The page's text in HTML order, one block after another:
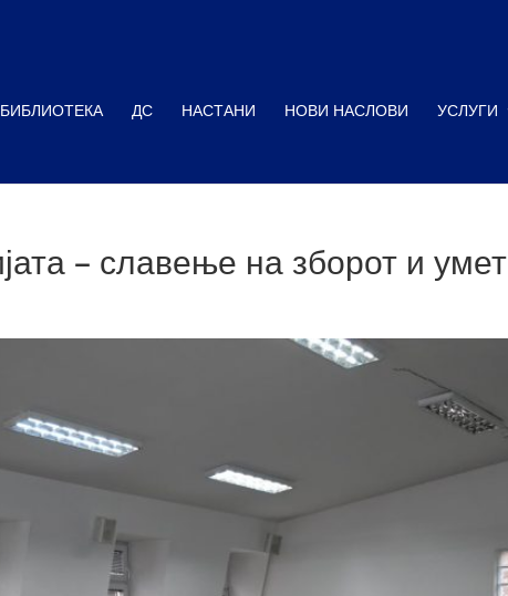
ДС НАСТАНИ НОВИ НАСЛОВИ УСЛУГИ
– славење на зборот и